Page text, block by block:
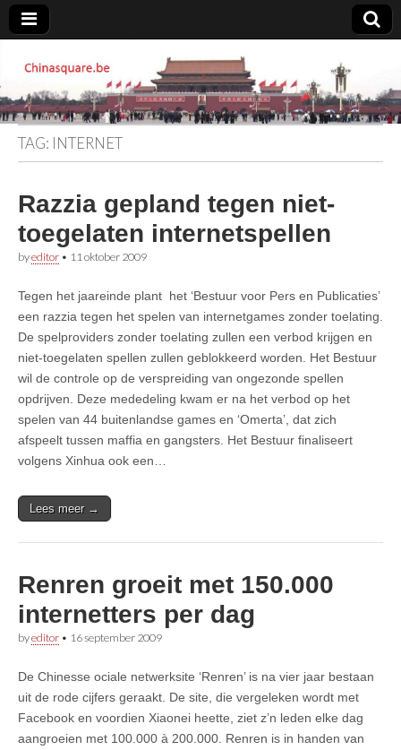
Chinasquare.be
TAG: INTERNET
Razzia gepland tegen niet-
toegelaten internetspellen
byeditor • 11 oktober 2009
Tegen het jaareinde plant het ‘Bestuur voor Pers en Publicaties’
een razzia tegen het spelen van internetgames zonder toelating.
De spelproviders zonder toelating zullen een verbod krijgen en
niet-toegelaten spellen zullen geblokkeerd worden. Het Bestuur
wil de controle op de verspreiding van ongezonde spellen
opdrijven. Deze mededeling kwam er na het verbod op het
spelen van 44 buitenlandse games en ‘Omerta’, dat zich
afspeelt tussen maffia en gangsters. Het Bestuur finaliseert
volgens Xinhua ook een…
Lees meer →
Renren groeit met 150.000
internetters per dag
byeditor • 16 september 2009
De Chinesse ociale netwerksite ‘Renren’ is na vier jaar bestaan
uit de rode cijfers geraakt. De site, die vergeleken wordt met
Facebook en voordien Xiaonei heette, ziet z’n leden elke dag
aangroeien met 100.000 à 200.000. Renren is in handen van